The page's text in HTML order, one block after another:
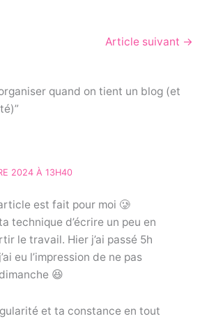
Article suivant →
quand on tient un blog (et
2024 À 13H40
est fait pour moi 🥲
technique d’écrire un peu en
le travail. Hier j’ai passé 5h
eu l’impression de ne pas
😆
et ta constance en tout